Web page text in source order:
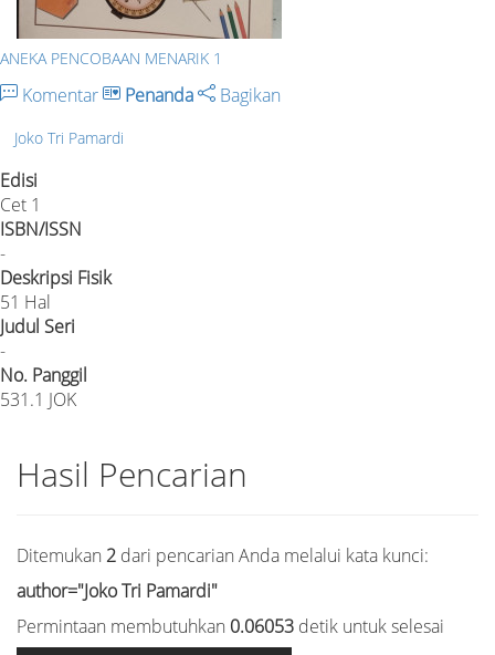
ANEKA PENCOBAAN MENARIK 1
Komentar Penanda Bagikan
Joko Tri Pamardi
Edisi
Cet 1
ISBN/ISSN
-
Deskripsi Fisik
51 Hal
Judul Seri
-
No. Panggil
531.1 JOK
Hasil Pencarian
Ditemukan 2 dari pencarian Anda melalui kata kunci:
author="Joko Tri Pamardi"
Permintaan membutuhkan 0.06053 detik untuk selesai